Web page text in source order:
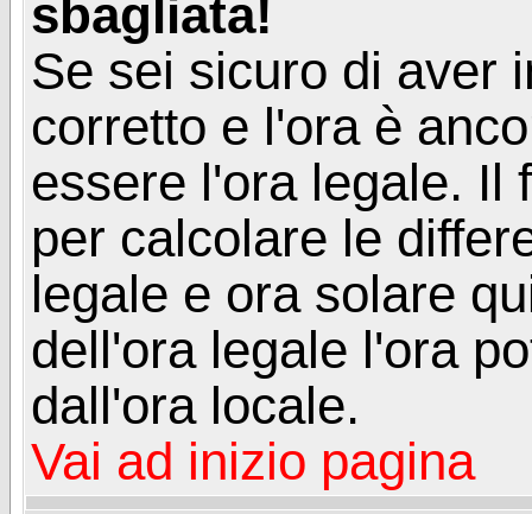
sbagliata!
Se sei sicuro di aver
corretto e l'ora è
essere l'ora legale. Il
per calcolare le
legale e ora solare
dell'ora legale l'ora
dall'ora locale.
Vai ad inizio pagina